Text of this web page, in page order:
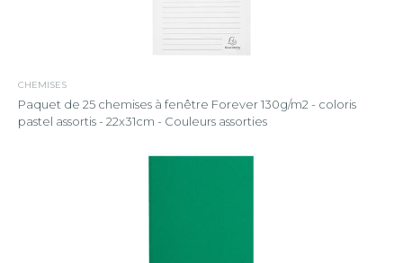
CHEMISES
Paquet de 25 chemises à fenêtre Forever 130g/m2 - coloris
pastel assortis - 22x31cm - Couleurs assorties